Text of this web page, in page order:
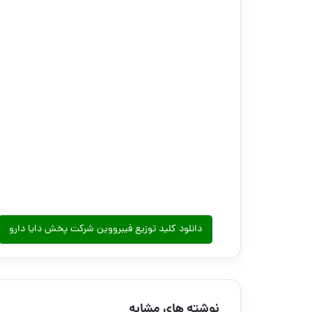
دانلود کلید توزیع فیبرووین شرکت پخش دایا دارو